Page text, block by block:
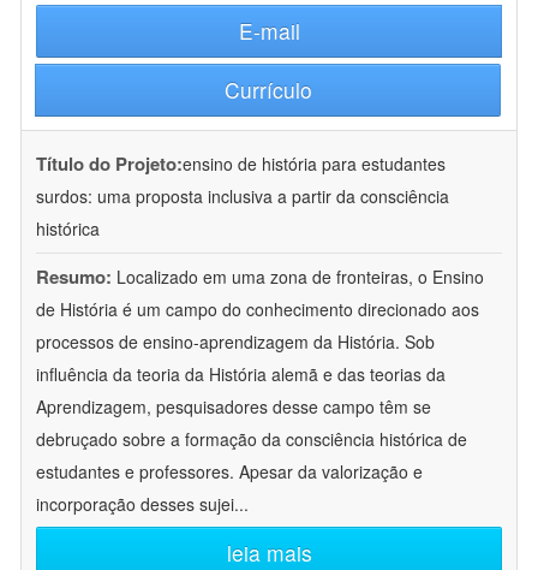
E-mail
Currículo
Título do Projeto:ensino de história para estudantes
surdos: uma proposta inclusiva a partir da consciência
histórica
Resumo: Localizado em uma zona de fronteiras, o Ensino
de História é um campo do conhecimento direcionado aos
processos de ensino-aprendizagem da História. Sob
influência da teoria da História alemã e das teorias da
Aprendizagem, pesquisadores desse campo têm se
debruçado sobre a formação da consciência histórica de
estudantes e professores. Apesar da valorização e
incorporação desses sujei...
leia mais